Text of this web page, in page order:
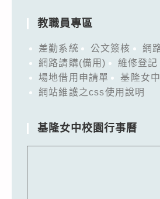
教職員專區
差勤系統 公文簽核
網
網路請購(備用)
維修登記
場地借用申請單
基隆女
網站維護之css使用說明
基隆女中校園行事曆